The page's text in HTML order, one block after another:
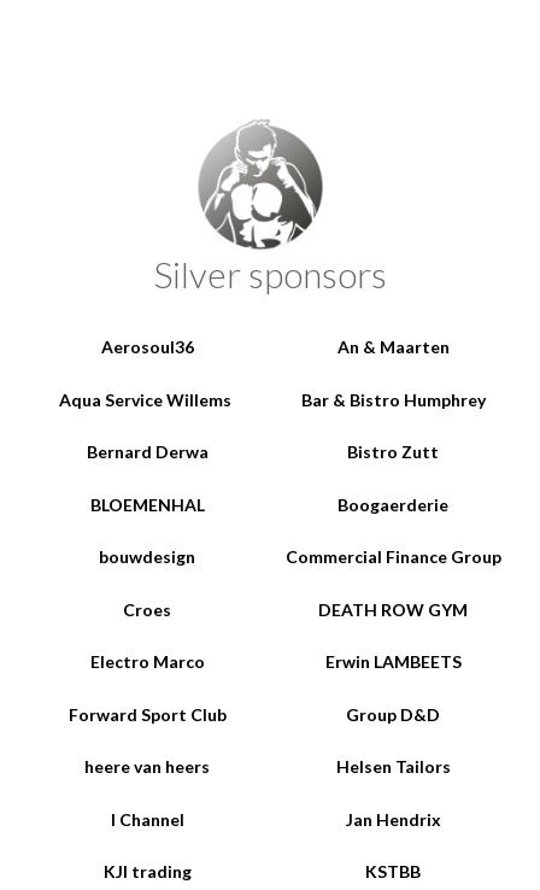
Silver sponsors
Aerosoul36 An & Maarten
Aqua Service Willems Bar & Bistro Humphrey
Bernard Derwa Bistro Zutt
BLOEMENHAL Boogaerderie
bouwdesign Commercial Finance Group
Croes DEATH ROW GYM
Electro Marco Erwin LAMBEETS
Forward Sport Club Group D&D
heere van heers Helsen Tailors
I Channel Jan Hendrix
KJI trading KSTBB